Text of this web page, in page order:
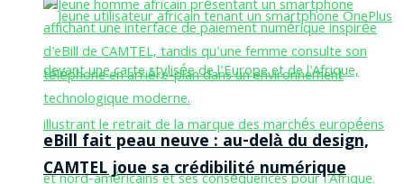
eBill fait peau neuve : au-delà du design,
CAMTEL joue sa crédibilité numérique